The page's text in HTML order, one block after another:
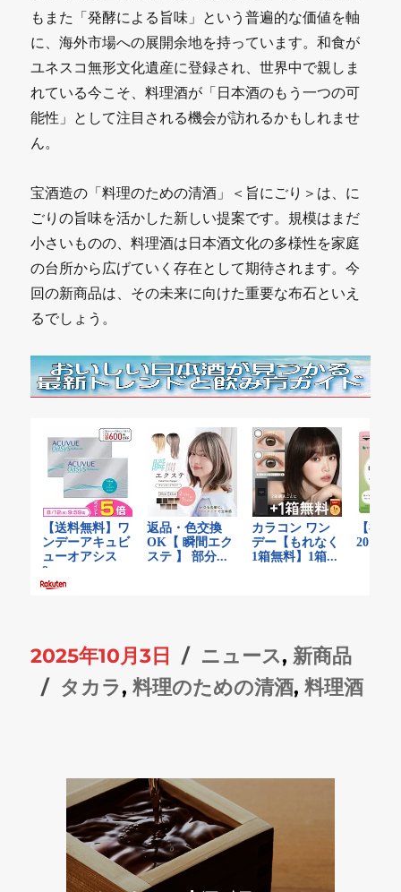
もまた「発酵による旨味」という普遍的な価値を軸
に、海外市場への展開余地を持っています。和食が
ユネスコ無形文化遺産に登録され、世界中で親しま
れている今こそ、料理酒が「日本酒のもう一つの可
能性」として注目される機会が訪れるかもしれませ
ん。
宝酒造の「料理のための清酒」＜旨にごり＞は、に
ごりの旨味を活かした新しい提案です。規模はまだ
小さいものの、料理酒は日本酒文化の多様性を家庭
の台所から広げていく存在として期待されます。今
回の新商品は、その未来に向けた重要な布石といえ
るでしょう。
投
稿
2025年10月3日
カ
テ
ー
ニュース, 新商品
タ
タカラ,料理のための清酒,料理酒